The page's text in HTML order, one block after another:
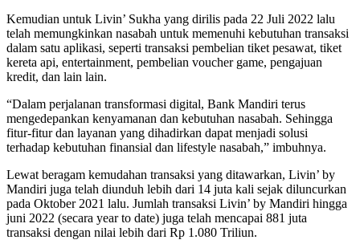
Kemudian untuk Livin’ Sukha yang dirilis pada 22 Juli 2022 lalu
telah memungkinkan nasabah untuk memenuhi kebutuhan transaksi
dalam satu aplikasi, seperti transaksi pembelian tiket pesawat, tiket
kereta api, entertainment, pembelian voucher game, pengajuan
kredit, dan lain lain.
“Dalam perjalanan transformasi digital, Bank Mandiri terus
mengedepankan kenyamanan dan kebutuhan nasabah. Sehingga
fitur-fitur dan layanan yang dihadirkan dapat menjadi solusi
terhadap kebutuhan finansial dan lifestyle nasabah,” imbuhnya.
Lewat beragam kemudahan transaksi yang ditawarkan, Livin’ by
Mandiri juga telah diunduh lebih dari 14 juta kali sejak diluncurkan
pada Oktober 2021 lalu. Jumlah transaksi Livin’ by Mandiri hingga
juni 2022 (secara year to date) juga telah mencapai 881 juta
transaksi dengan nilai lebih dari Rp 1.080 Triliun.